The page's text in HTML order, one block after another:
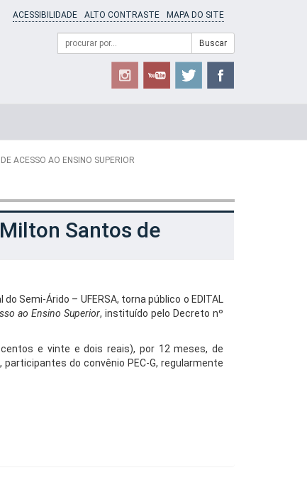
ACESSIBILIDADE ALTO CONTRASTE MAPA DO SITE
Formulário
Campo
de
Buscar
ACESSO AO ENSINO SUPERIOR
Santos de
Semi-Árido – UFERSA, torna público o EDITAL
ao Ensino Superior, instituído pelo Decreto nº
e vinte e dois reais), por 12 meses, de
participantes do convênio PEC-G, regularmente